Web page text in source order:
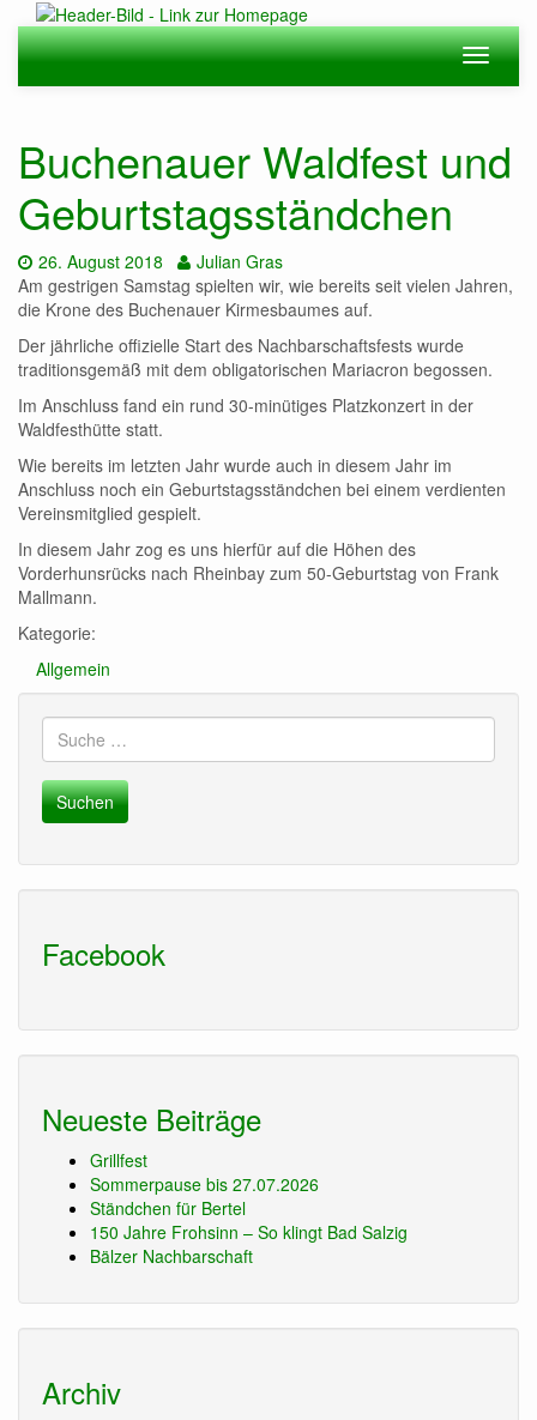
Zum
Hauptinhalt
springen
Navigation
ein-/
Buchenauer Waldfest und
Geburtstagsständchen
Datum:
26. August 2018 Autor:
Julian Gras
Am gestrigen Samstag spielten wir, wie bereits seit vielen Jahren,
die Krone des Buchenauer Kirmesbaumes auf.
Der jährliche offizielle Start des Nachbarschaftsfests wurde
traditionsgemäß mit dem obligatorischen Mariacron begossen.
Im Anschluss fand ein rund 30-minütiges Platzkonzert in der
Waldfesthütte statt.
Wie bereits im letzten Jahr wurde auch in diesem Jahr im
Anschluss noch ein Geburtstagsständchen bei einem verdienten
Vereinsmitglied gespielt.
In diesem Jahr zog es uns hierfür auf die Höhen des
Vorderhunsrücks nach Rheinbay zum 50-Geburtstag von Frank
Mallmann.
Kategorie:
Allgemein
Suche
nach:
Facebook
Neueste Beiträge
Grillfest
Sommerpause bis 27.07.2026
Ständchen für Bertel
150 Jahre Frohsinn – So klingt Bad Salzig
Bälzer Nachbarschaft
Archiv